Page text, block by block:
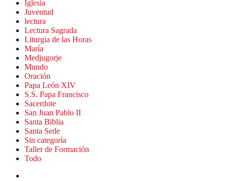
Iglesia
Juventud
lectura
Lectura Sagrada
Liturgia de las Horas
María
Medjugorje
Mundo
Oración
Papa León XIV
S.S. Papa Francisco
Sacerdote
San Juan Pablo II
Santa Biblia
Santa Sede
Sin categoría
Taller de Formación
Todo